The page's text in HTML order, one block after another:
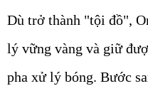
Dù trở thành "tội đồ",
lý vững vàng và giữ
pha xử lý bóng. Bước